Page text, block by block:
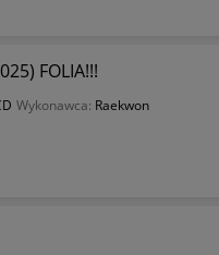
FOLIA!!!
Wykonawca: Raekwon